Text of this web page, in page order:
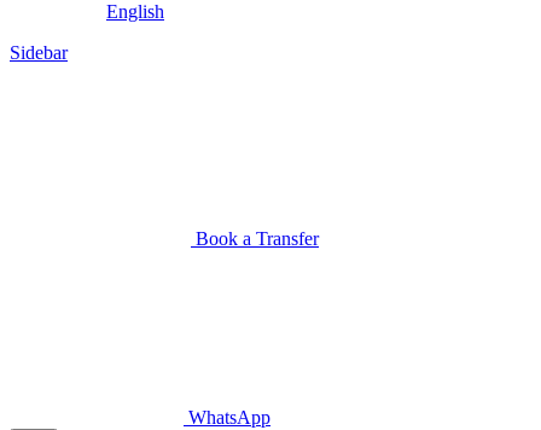
English
Sidebar
Book a Transfer
WhatsApp